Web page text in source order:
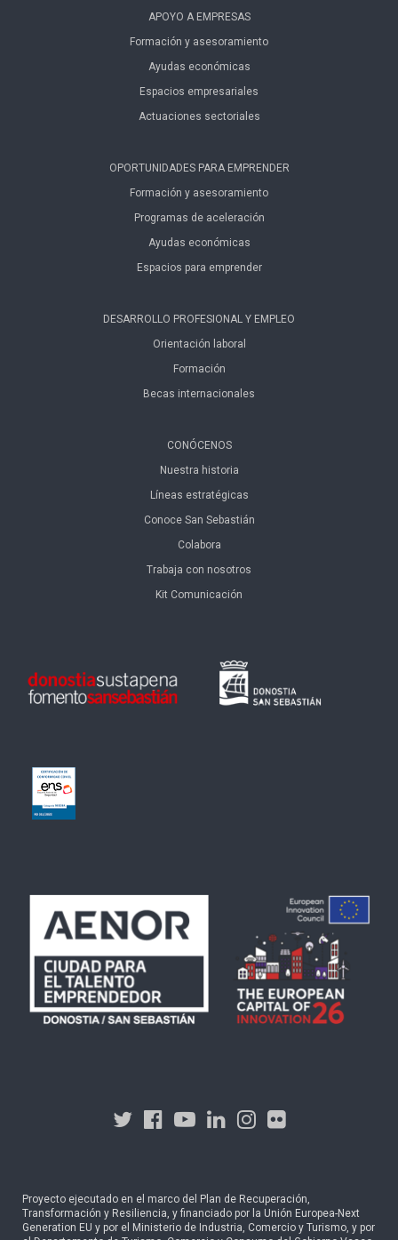
APOYO A EMPRESAS
Formación y asesoramiento
Ayudas económicas
Espacios empresariales
Actuaciones sectoriales
OPORTUNIDADES PARA EMPRENDER
Formación y asesoramiento
Programas de aceleración
Ayudas económicas
Espacios para emprender
DESARROLLO PROFESIONAL Y EMPLEO
Orientación laboral
Formación
Becas internacionales
CONÓCENOS
Nuestra historia
Líneas estratégicas
Conoce San Sebastián
Colabora
Trabaja con nosotros
Kit Comunicación
Proyecto ejecutado en el marco del Plan de Recuperación,
Transformación y Resiliencia, y financiado por la Unión Europea-Next
Generation EU y por el Ministerio de Industria, Comercio y Turismo, y por